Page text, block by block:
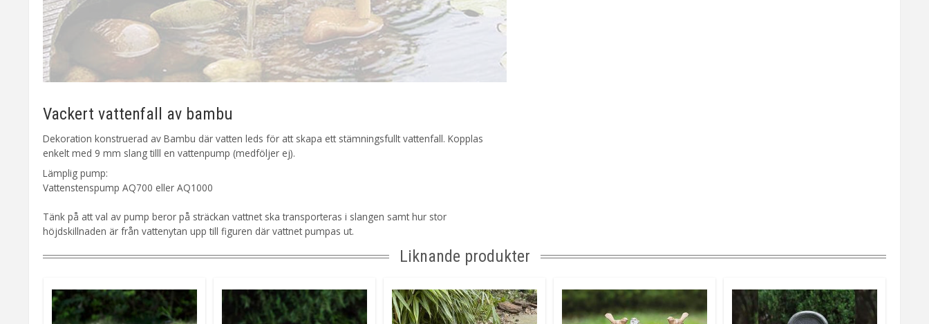
Vackert vattenfall av bambu
Dekoration konstruerad av Bambu där vatten leds för att skapa ett stämningsfullt vattenfall. Kopplas
enkelt med 9 mm slang tilll en vattenpump (medföljer ej).
Lämplig pump:
Vattenstenspump AQ700 eller AQ1000
Tänk på att val av pump beror på sträckan vattnet ska transporteras i slangen samt hur stor
höjdskillnaden är från vattenytan upp till figuren där vattnet pumpas ut.
Liknande produkter